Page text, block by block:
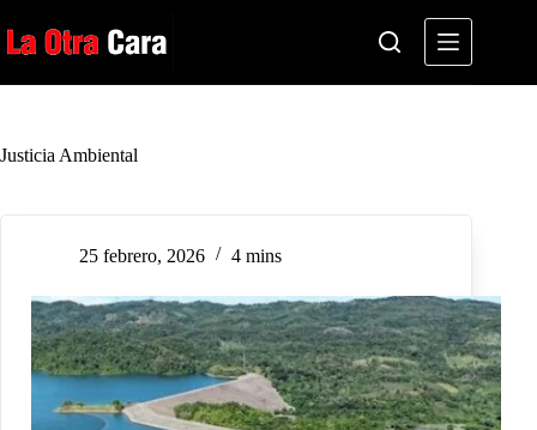
al
contenido
Justicia Ambiental
25 febrero, 2026 4 mins